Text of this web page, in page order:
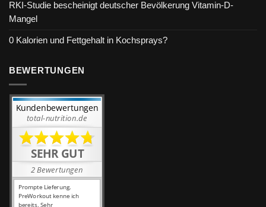
RKI-Studie bescheinigt deutscher Bevölkerung Vitamin-D-
Mangel
0 Kalorien und Fettgehalt in Kochsprays?
BEWERTUNGEN